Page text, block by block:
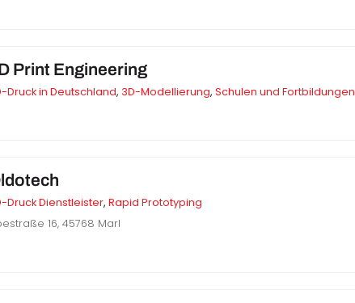
Print Engineering
Druck in Deutschland, 3D-Modellierung,Schulen und Fortbildungen
Druck Dienstleister,Rapid Prototyping
16, 45768 Marl